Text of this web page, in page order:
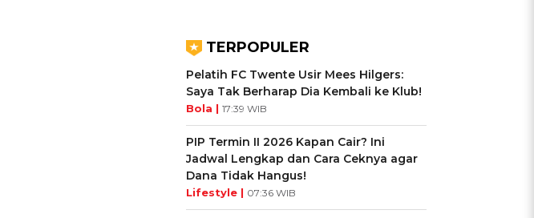
TERPOPULER
Pelatih FC Twente Usir Mees Hilgers:
Saya Tak Berharap Dia Kembali ke Klub!
Bola | 17:39 WIB
PIP Termin II 2026 Kapan Cair? Ini
Jadwal Lengkap dan Cara Ceknya agar
Dana Tidak Hangus!
Lifestyle | 07:36 WIB